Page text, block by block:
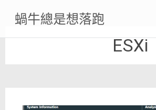
content
蝸牛總是想落跑
ESXi